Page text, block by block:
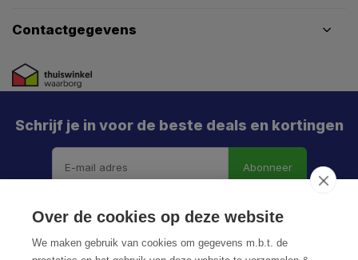
Contactgegevens
Schrijf je in voor de beste deals en kortingen
Abonneer
Over de cookies op deze website
We maken gebruik van cookies om gegevens m.b.t. de
Meld je aan en mis geen enkele actie, aanbieding
of nieuwe deal meer. Én je krijgt direct €5 korting!